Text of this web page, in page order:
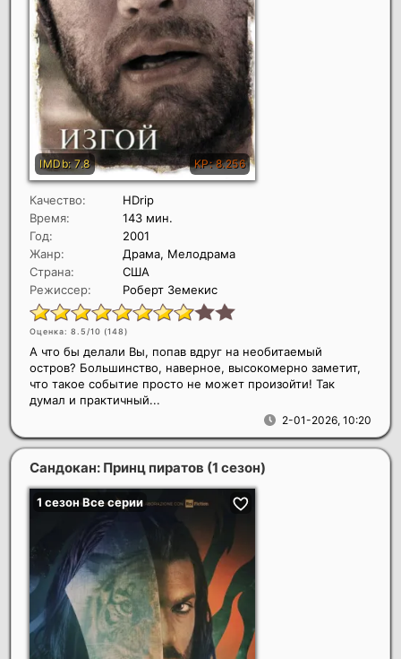
Качество:
HDrip
Время:
143 мин.
Год:
2001
Жанр:
Драма, Мелодрама
Страна:
США
Режиссер:
Роберт Земекис
Оценка: 8.5/10 (148)
2-01-2026, 10:20
А что бы делали Вы, попав вдруг на необитаемый
остров? Большинство, наверное, высокомерно заметит,
что такое событие просто не может произойти! Так
думал и практичный...
Сандокан: Принц пиратов (1 сезон)